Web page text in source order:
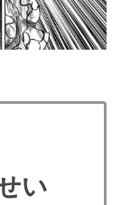
い